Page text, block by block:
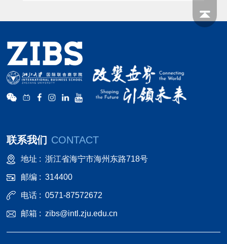
联系我们 CONTACT
地址 :浙江省海宁市海州东路718号
邮编 :314400
电话 :0571-87572672
邮箱 :zibs@intl.zju.edu.cn